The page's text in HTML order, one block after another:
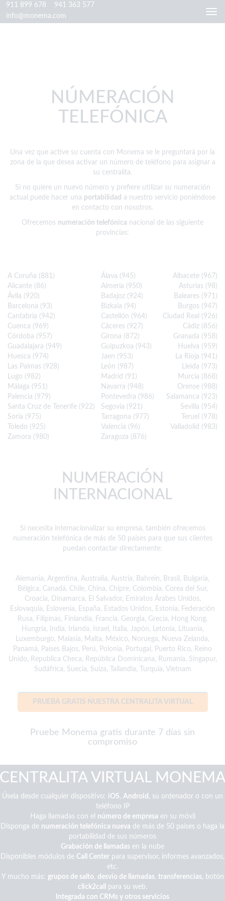
911 899 678
941 363 577
info@monema.com
NÚMERACIÓN
TELEFÓNICA
Una vez que active su cuenta con Monema se le preguntará por la
zona de la que desea activar un número de teléfono para asignar a
su centralita.
Si no quiere un nuevo número y prefiere utilizar su numeración
actual puede hacer una portabilidad a nuestro servicio poniéndose
en contacto con nosotros.
Ofrecemos numeración telefónica nacional de las siguiente
provincias:
A Coruña (881) Álava (945)
Albacete (967)
Alicante (86)
Almería (950)
Asturias (98)
Ávila (920)
Badajoz (924)
Baleares (971)
Barcelona (93)
Bizkaia (94)
Burgos (947)
Cantabria (942)
Castellón (964)
Ciudad Real (926)
Cuenca (969)
Cáceres (927)
Cádiz (856)
Córdoba (957)
Girona (872)
Granada (958)
Guadalajara (949)
Guipuzkoa (943)
Huelva (959)
Huesca (974)
Jaen (953)
La Rioja (941)
Las Palmas (928)
León (987)
Lleida (973)
Lugo (982)
Madrid (91)
Murcia (868)
Málaga (951)
Navarra (948)
Orense (988)
Palencia (979)
Pontevedra (986)
Salamanca (923)
Santa Cruz de Tenerife (922)
Segovia (921)
Sevilla (954)
Soria (975)
Tarragona (977)
Teruel (978)
Toledo (925)
Valencia (96)
Valladolid (983)
Zamora (980)
Zaragoza (876)
NUMERACIÓN
INTERNACIONAL
Si necesita internacionalizar su empresa, también ofrecemos
numeración telefónica de más de 50 países para que sus clientes
puedan contactar directamente:
Alemania, Argentina, Australia, Austria, Bahrein, Brasil, Bulgaria,
Bélgica, Canadá, Chile, China, Chipre, Colombia, Corea del Sur,
Croacia, Dinamarca, El Salvador, Emiratos Árabes Unidos,
Eslovaquia, Eslovenia, España, Estados Unidos, Estonia, Federación
Rusa, Filipinas, Finlandia, Francia, Georgia, Grecia, Hong Kong,
Hungría, India, Irlanda, Israel, Italia, Japón, Letonia, Lituania,
Luxemburgo, Malasia, Malta, México, Noruega, Nueva Zelanda,
Panamá, Países Bajos, Perú, Polonia, Portugal, Puerto Rico, Reino
Unido, Republica Checa, República Dominicana, Rumania, Singapur,
Sudáfrica, Suecia, Suiza, Tailandia, Turquía, Vietnam
PRUEBA GRATIS NUESTRA CENTRALITA VIRTUAL
Pruebe Monema gratis durante 7 días sin
compromiso
CENTRALITA VIRTUAL MONEMA
Úsela desde cualquier dispositivo: iOS, Android , su ordenador o con un
teléfono IP
Haga llamadas con el número de empresa en su móvil
Disponga de numeración telefónica nueva de más de 50 países o haga la
portabilidad de sus números
Grabación de llamadas en la nube
Disponibles módulos de Call Center para supervisor, informes avanzados,
etc.
Y mucho más: grupos de salto, desvío de llamadas, transferencias, botón
click2call
para su web.
Integrada con CRMs y otros servicios